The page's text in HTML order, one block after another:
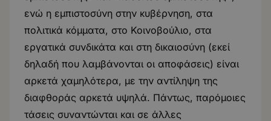
ενώ η εμπιστοσύνη στην κυβέρνηση, στα
πολιτικά κόμματα, στο Κοινοβούλιο, στα
εργατικά συνδικάτα και στη δικαιοσύνη (εκεί
δηλαδή που λαμβάνονται οι αποφάσεις) είναι
αρκετά χαμηλότερα, με την αντίληψη της
διαφθοράς αρκετά υψηλά. Πάντως, παρόμοιες
τάσεις συναντώνται και σε άλλες